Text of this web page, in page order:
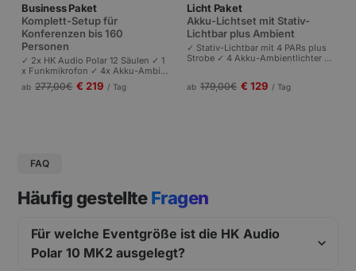
Business Paket
Komplett-Setup für
Konferenzen bis 160
Personen
✓ 2x HK Audio Polar 12 Säulen ✓ 1
x Funkmikrofon ✓ 4x Akku-Ambie
ntlichter | Komplettes Setup für Ta
gungen und Pressekonferenzen |
ab 277,00€ € 219 / Tag
Licht Paket
Akku-Lichtset mit Stativ-
Lichtbar plus Ambient
✓ Stativ-Lichtbar mit 4 PARs plus
Strobe ✓ 4 Akku-Ambientlichter ✓
ersonen.
ab 179,00€ € 129 / Tag
FAQ
Häufig gestellteFragen
Für welche Eventgröße ist die HK Audio
Polar 10 MK2 ausgelegt?